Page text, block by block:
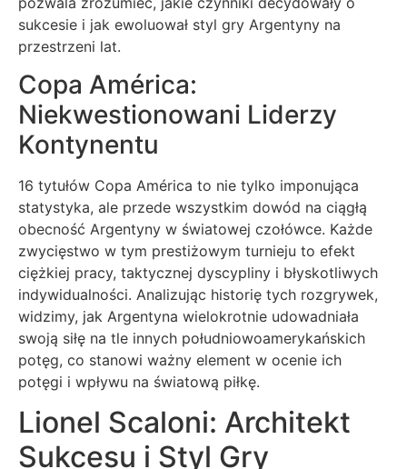
sukcesie i jak ewoluował styl gry Argentyny na
przestrzeni lat.
Copa América:
Niekwestionowani Liderzy
Kontynentu
16 tytułów Copa América to nie tylko imponująca
statystyka, ale przede wszystkim dowód na ciągłą
obecność Argentyny w światowej czołówce. Każde
zwycięstwo w tym prestiżowym turnieju to efekt
ciężkiej pracy, taktycznej dyscypliny i błyskotliwych
indywidualności. Analizując historię tych rozgrywek,
widzimy, jak Argentyna wielokrotnie udowadniała
swoją siłę na tle innych południowoamerykańskich
potęg, co stanowi ważny element w ocenie ich
potęgi i wpływu na światową piłkę.
Lionel Scaloni: Architekt
Sukcesu i Styl Gry